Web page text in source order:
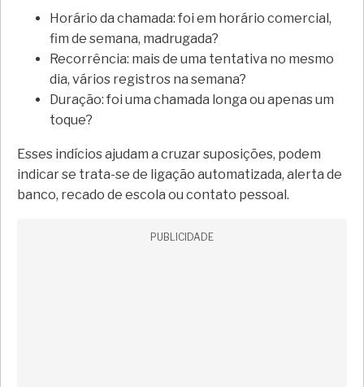
Horário da chamada: foi em horário comercial,
fim de semana, madrugada?
Recorrência: mais de uma tentativa no mesmo
dia, vários registros na semana?
Duração: foi uma chamada longa ou apenas um
toque?
Esses indícios ajudam a cruzar suposições, podem
indicar se trata-se de ligação automatizada, alerta de
banco, recado de escola ou contato pessoal.
PUBLICIDADE